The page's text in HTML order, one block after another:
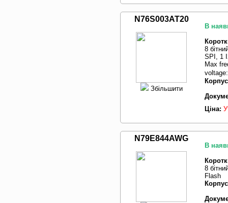
N76S003AT20
Збільшити
В
8
SPI, 1
Max
Ціна:
N79E844AWG
В
8
Flash